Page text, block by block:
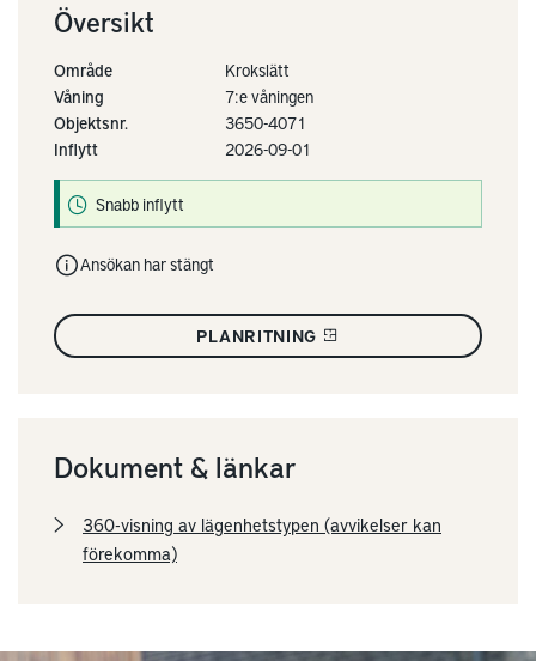
Översikt
Område
Krokslätt
Våning
7:e våningen
Objektsnr.
3650-4071
Inflytt
2026-09-01
Snabb inflytt
Ansökan har stängt
PLANRITNING
Dokument & länkar
360-visning av lägenhetstypen (avvikelser kan
förekomma)